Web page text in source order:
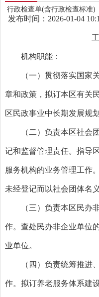
行政检查单(含行政检查标准)
发布时间：2026-01-04
机构职能：
（一）贯彻落实国家
章和政策，拟订本区有关
区民政事业中长期发展规
（二）负责本区社会
记和监督管理责任。指导
服务机构的业务管理工作
未经登记而以社会团体名
（三）负责本区民办
作。查处民办非企业单位
业单位。
（四）负责统筹推进
作。拟订养老服务体系建